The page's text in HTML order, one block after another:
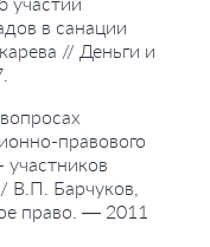
в санации
// Деньги и
правового
участников
В.П. Барчуков,
право. — 2011